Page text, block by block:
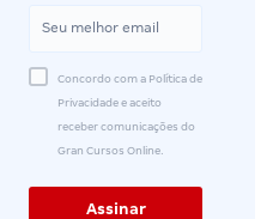
Concordo com a Política de
Privacidade e aceito
receber comunicações do
Gran Cursos Online.